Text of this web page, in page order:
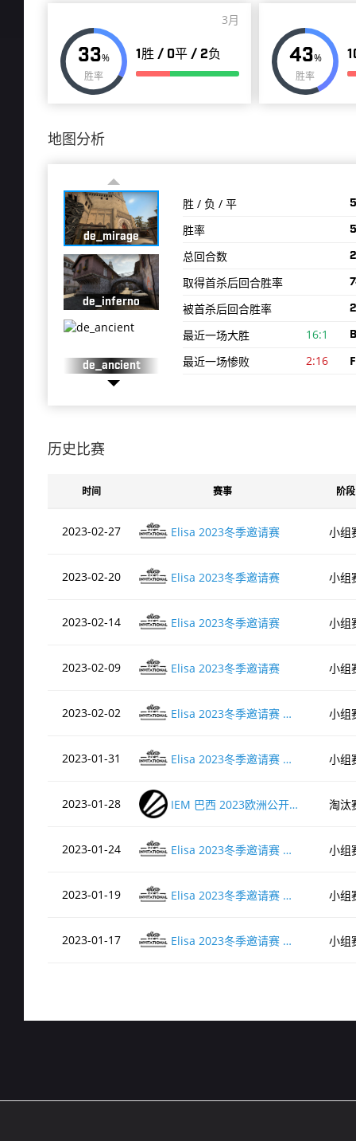
3月
33%
胜率
1胜 / 0平 / 2负 43%
胜率
地图分析
de_mirage
de_inferno
de_ancient
de_vertigo
de_nuke
胜 / 负 / 平
胜率
总回合数
取得首杀后回合胜率
被首杀后回合胜率
最近一场大胜 16:1
最近一场惨败 2:16
历史比赛
时间 赛事 阶段
2023-02-27 Elisa 2023冬季邀请赛 小组
2023-02-20 Elisa 2023冬季邀请赛 小组
2023-02-14 Elisa 2023冬季邀请赛 小组
2023-02-09 Elisa 2023冬季邀请赛 小组
2023-02-02 Elisa 2023冬季邀请赛 竞争者组 小组
2023-01-31 Elisa 2023冬季邀请赛 竞争者组 小组
2023-01-28 IEM 巴西 2023欧洲公开预选赛1 淘汰
2023-01-24 Elisa 2023冬季邀请赛 竞争者组 小组
2023-01-19 Elisa 2023冬季邀请赛 竞争者组 小组
2023-01-17 Elisa 2023冬季邀请赛 竞争者组 小组